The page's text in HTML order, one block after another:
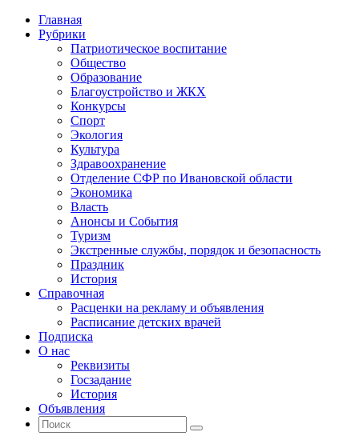
Главная
Рубрики
Патриотическое воспитание
Общество
Образование
Благоустройство и ЖКХ
Конкурсы
Спорт
Экология
Культура
Здравоохранение
Отделение СФР по Ивановской области
Экономика
Власть
Анонсы и События
Туризм
Экстренные службы, порядок и безопасность
Праздник
История
Справочная
Расценки на рекламу и объявления
Расписание детских врачей
Подписка
О нас
Реквизиты
Госзадание
История
Объявления
Поиск
Искать:
Поиск